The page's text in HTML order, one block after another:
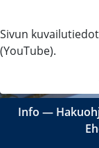
Sivun
(YouTube).
Info ―